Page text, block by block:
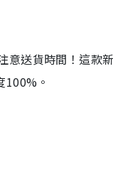
意送貨時間！這款
。